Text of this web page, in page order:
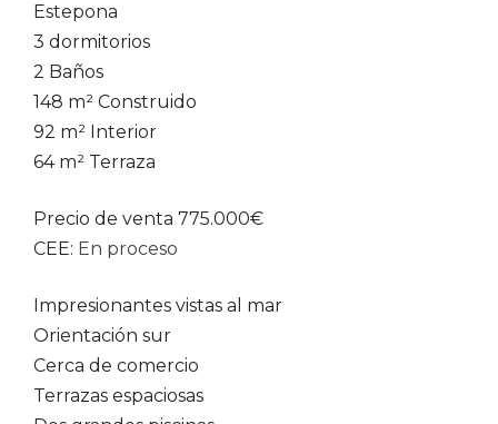
Estepona
3 dormitorios
2 Baños
148 m² Construido
92 m² Interior
64 m² Terraza
Precio de venta 775.000€
CEE: En proceso
Impresionantes vistas al mar
Orientación sur
Cerca de comercio
Terrazas espaciosas